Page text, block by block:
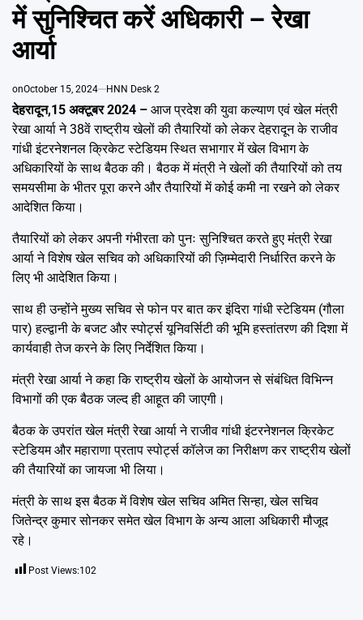
में सुनिश्चित करें अधिकारी – रेखा
आर्या
onOctober 15, 2024 HNN Desk 2
देहरादून,15 अक्टूबर 2024 – आज प्रदेश की युवा कल्याण एवं खेल मंत्री
रेखा आर्या ने 38वें राष्ट्रीय खेलों की तैयारियों को लेकर देहरादून के राजीव
गांधी इंटरनेशनल क्रिकेट स्टेडियम स्थित सभागार में खेल विभाग के
अधिकारियों के साथ बैठक की। बैठक में मंत्री ने खेलों की तैयारियों को तय
समयसीमा के भीतर पूरा करने और तैयारियों में कोई कमी ना रखने को लेकर
आदेशित किया।
तैयारियों को लेकर अपनी गंभीरता को पुनः सुनिश्चित करते हुए मंत्री रेखा
आर्या ने विशेष खेल सचिव को अधिकारियों की ज़िम्मेदारी निर्धारित करने के
लिए भी आदेशित किया।
साथ ही उन्होंने मुख्य सचिव से फोन पर बात कर इंदिरा गांधी स्टेडियम (गौला
पार) हल्द्वानी के बजट और स्पोर्ट्स यूनिवर्सिटी की भूमि हस्तांतरण की दिशा में
कार्यवाही तेज करने के लिए निर्देशित किया।
मंत्री रेखा आर्या ने कहा कि राष्ट्रीय खेलों के आयोजन से संबंधित विभिन्न
विभागों की एक बैठक जल्द ही आहूत की जाएगी।
बैठक के उपरांत खेल मंत्री रेखा आर्या ने राजीव गांधी इंटरनेशनल क्रिकेट
स्टेडियम और महाराणा प्रताप स्पोर्ट्स कॉलेज का निरीक्षण कर राष्ट्रीय खेलों
की तैयारियों का जायजा भी लिया।
मंत्री के साथ इस बैठक में विशेष खेल सचिव अमित सिन्हा, खेल सचिव
जितेन्द्र कुमार सोनकर समेत खेल विभाग के अन्य आला अधिकारी मौजूद
रहे।
Post Views:102